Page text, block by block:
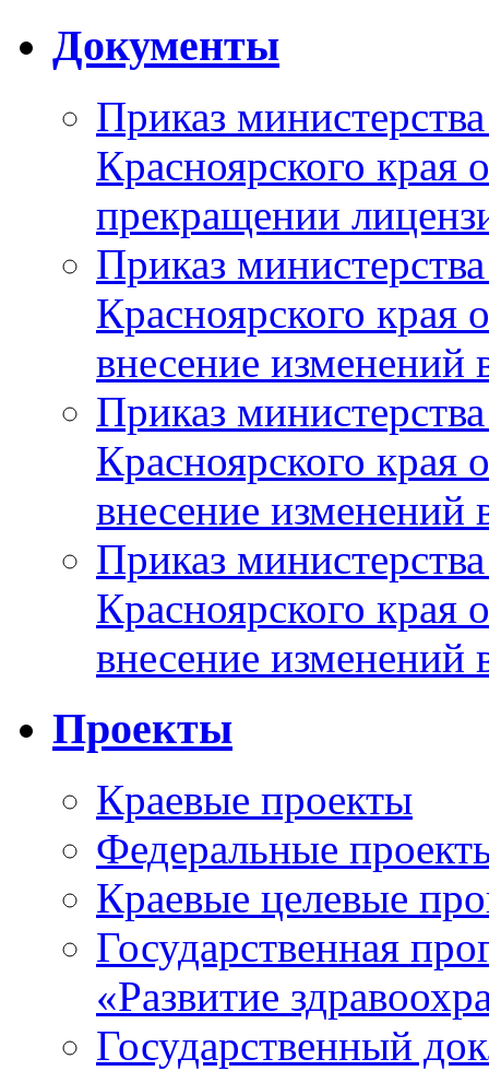
Документы
Приказ
Красноярского
прекращении
Приказ
Красноярского
внесение изменений
Приказ
Красноярского
внесение изменений
Приказ
Красноярского
внесение изменений
Проекты
Краевые проекты
Федеральные
Краевые целевые
Государственная
«Развитие
Государственный